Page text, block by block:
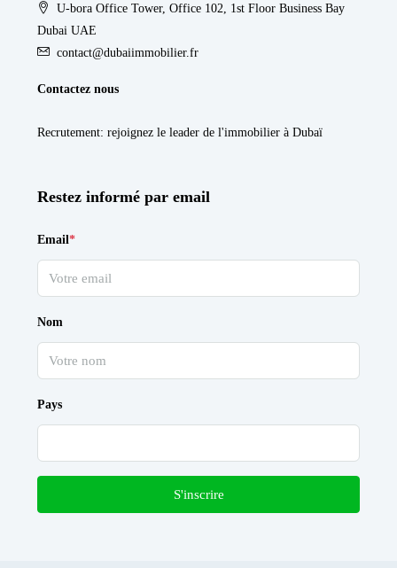
U-bora Office Tower, Office 102, 1st Floor Business Bay
Dubai UAE
contact@dubaiimmobilier.fr
Contactez nous
Recrutement: rejoignez le leader de l'immobilier à Dubaï
Restez informé par email
Email *
Nom
Pays
S'inscrire